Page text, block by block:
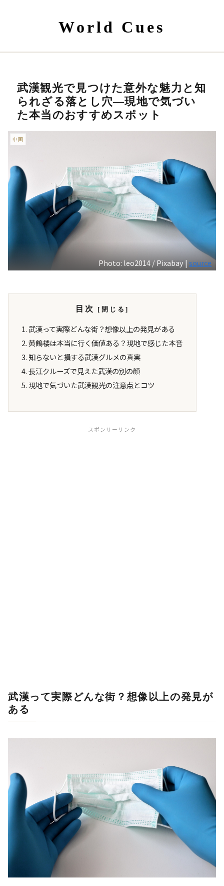
World Cues
武漢観光で見つけた意外な魅力と知
られざる落とし穴—現地で気づい
た本当のおすすめスポット
中国
Photo: leo2014 / Pixabay |source
目次
武漢って実際どんな街？想像以上の発見がある
黄鶴楼は本当に行く価値ある？現地で感じた本音
知らないと損する武漢グルメの真実
長江クルーズで見えた武漢の別の顔
現地で気づいた武漢観光の注意点とコツ
スポンサーリンク
武漢って実際どんな街？想像以上の発見が
ある